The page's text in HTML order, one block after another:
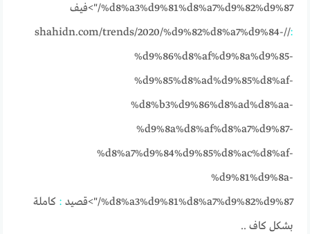
%d8%a3%d9%81%d8%a7%d9%82%d9%87/">فيف
:
//shahidn.com/trends/2020/%d9%82%d8%a7%d9%84-
%d9%86%d8%af%d9%8a%d9%85-
%d9%85%d8%ad%d9%85%d8%af-
%d8%b3%d9%86%d8%ad%d8%aa-
%d9%8a%d8%af%d8%a7%d9%87-
%d8%a7%d9%84%d9%85%d8%ac%d8%af-
%d9%81%d9%8a-
%d8%a3%d9%81%d8%a7%d9%82%d9%87/">قصيد
: كاملة
بشكل كاف ..